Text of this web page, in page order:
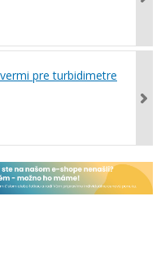
pre turbidimetre